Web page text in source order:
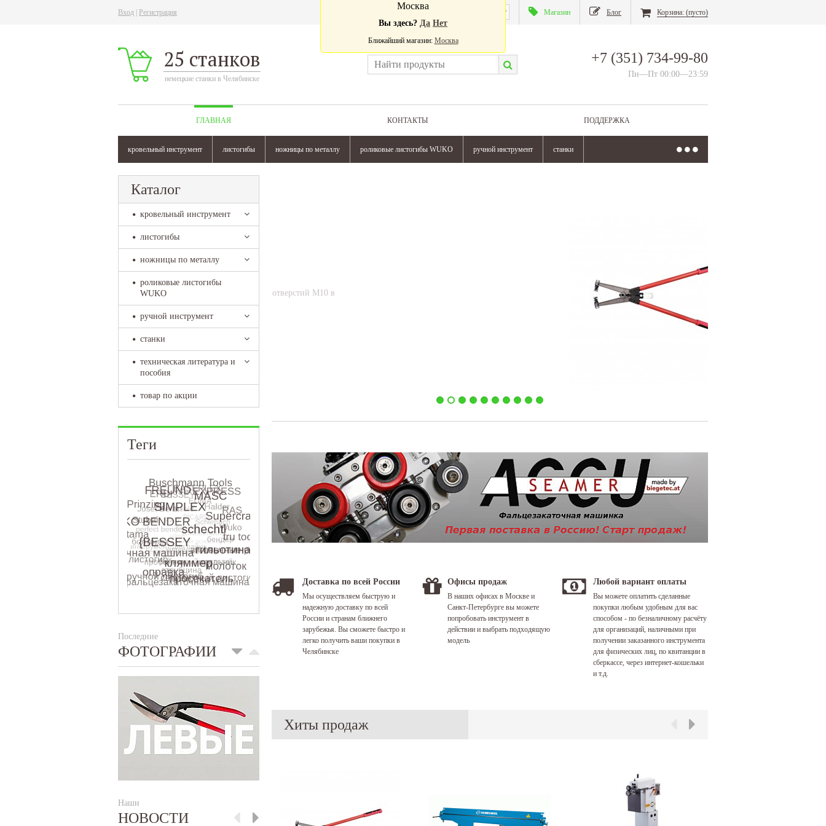
Вход Регистрация Магазин Блог Корзина: (пусто)
25 станков
немецкие станки в Челябинске
+7 (351) 734-99-80
Пн—Пт 00:00—23:59
ГЛАВНАЯ КОНТАКТЫ ПОДДЕРЖКА
кровельный инструмент листогибы ножницы по металлу роликовые листогибы WUKO ручной инструмент станки
Москва
Вы здесь? Да Нет
Ближайший магазин: Москва
Каталог
кровельный инструмент
листогибы
ножницы по металлу
роликовые листогибы
WUKO
ручной инструмент
станки
техническая литература и
пособия
товар по акции
Теги
Последние
ФОТОГРАФИИ
Наши
НОВОСТИ
мобильный листогиб для тонколистового металла
Доставка по всей России
Мы осуществляем быструю и
надежную доставку по всей
России и странам ближнего
зарубежья. Вы сможете быстро и
легко получить ваши покупки в
Челябинске
Офисы продаж
В наших офисах в Москве и
Санкт-Петербурге вы можете
попробовать инструмент в
действии и выбрать подходящую
модель
Любой вариант оплаты
Вы можете оплатить сделанные
покупки любым удобным для вас
способом - по безналичному расчёту
для организаций, наличными при
получении заказанного инструмента
для физических лиц, по квитанции в
сберкассе, через интернет-кошельки
и т.д.
Хиты продаж